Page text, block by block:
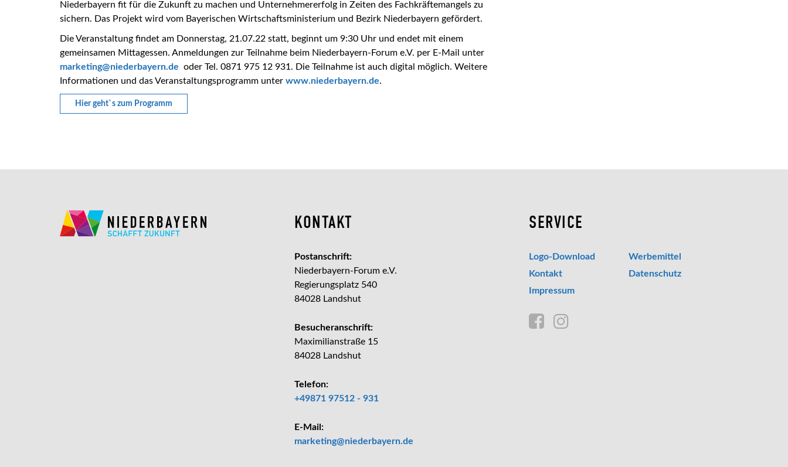
Niederbayern fit für die Zukunft zu machen und Unternehmererfolg in Zeiten des Fachkräftemangels zu
sichern. Das Projekt wird vom Bayerischen Wirtschaftsministerium und Bezirk Niederbayern gefördert.
Die Veranstaltung findet am Donnerstag, 21.07.22 statt, beginnt um 9:30 Uhr und endet mit einem
gemeinsamen Mittagessen. Anmeldungen zur Teilnahme beim Niederbayern-Forum e.V. per E-Mail unter
marketing
_at_
niederbayern.de oder Tel. 0871 975 12 931. Die Teilnahme ist auch digital möglich. Weitere
Informationen und das Veranstaltungsprogramm unter www.niederbayern.de.
Hier geht`s zum Programm
KONTAKT
Postanschrift:
Niederbayern-Forum e.V.
Regierungsplatz 540
84028 Landshut
Besucheranschrift:
Maximilianstraße 15
84028 Landshut
Telefon:
+49871 97512 - 931
E-Mail:
marketing
_at_
niederbayern.de
SERVICE
Logo-Download
Werbemittel
Kontakt
Datenschutz
Impressum